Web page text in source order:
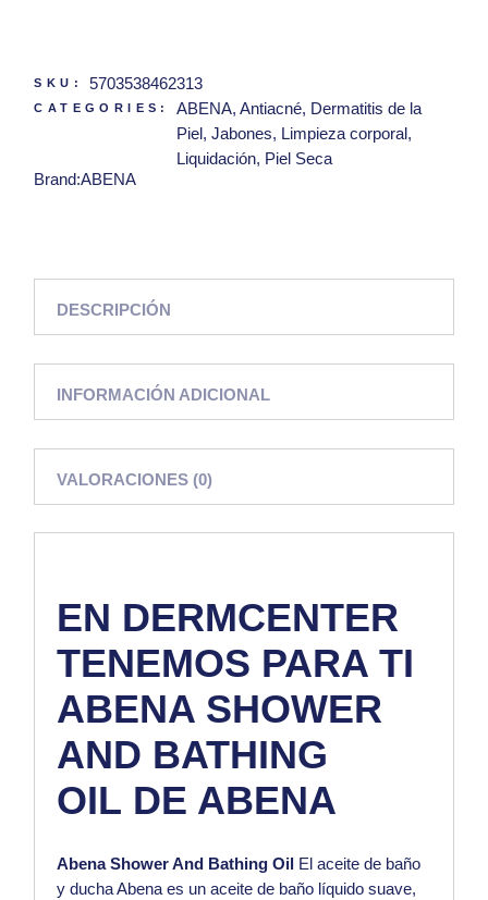
SKU: 5703538462313
CATEGORIES: ABENA, Antiacné, Dermatitis de la
Piel, Jabones, Limpieza corporal,
Liquidación, Piel Seca
Brand:ABENA
DESCRIPCIÓN
INFORMACIÓN ADICIONAL
VALORACIONES (0)
EN DERMCENTER
TENEMOS PARA TI
ABENA SHOWER
AND BATHING
OIL DE ABENA
Abena Shower And Bathing Oil El aceite de baño
y ducha Abena es un aceite de baño líquido suave,